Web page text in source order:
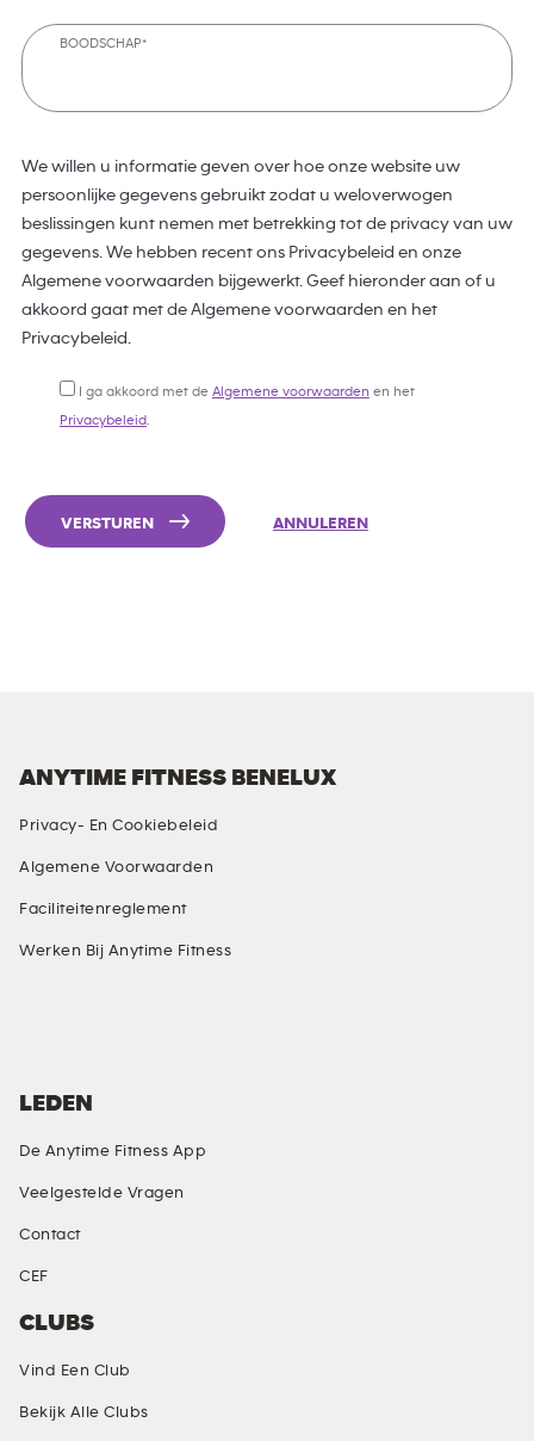
BOODSCHAP*
We willen u informatie geven over hoe onze website uw
persoonlijke gegevens gebruikt zodat u weloverwogen
beslissingen kunt nemen met betrekking tot de privacy van uw
gegevens. We hebben recent ons Privacybeleid en onze
Algemene voorwaarden bijgewerkt. Geef hieronder aan of u
akkoord gaat met de Algemene voorwaarden en het
Privacybeleid.
I ga akkoord met de Algemene voorwaarden en het
Privacybeleid.
VERSTUREN ANNULEREN
ANYTIME FITNESS BENELUX
Privacy- En Cookiebeleid
Algemene Voorwaarden
Faciliteitenreglement
Werken Bij Anytime Fitness
CLUBS
Vind Een Club
Bekijk Alle Clubs
LEDEN
De Anytime Fitness App
Veelgestelde Vragen
Contact
CEF